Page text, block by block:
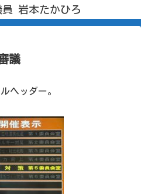
員 岩本たかひろ
議
ヘッダー。